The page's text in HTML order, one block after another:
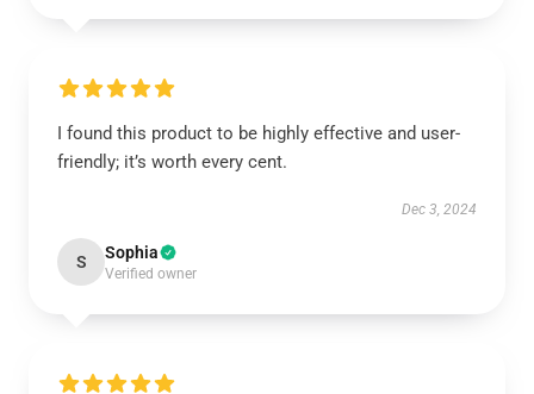
I found this product to be highly effective and user-
friendly; it’s worth every cent.
Dec 3, 2024
S Sophia
Verified owner